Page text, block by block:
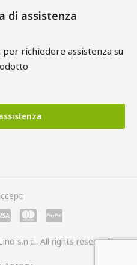
di assistenza
richiedere assistenza su
s.n.c.. All rights reserved.